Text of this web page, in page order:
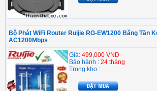
Bộ Phát WiFi Router Ruijie RG-EW1200 Băng Tần
AC1200Mbps
Giá: 499,000 VND
Bảo hành : 24 tháng
Trong kho :